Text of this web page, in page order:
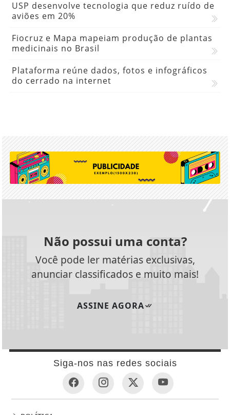
USP desenvolve tecnologia que reduz ruído de
aviões em 20%
Fiocruz e Mapa mapeiam produção de plantas
medicinais no Brasil
Plataforma reúne dados, fotos e infográficos
do cerrado na internet
Não possui uma conta?
Você pode ler matérias exclusivas,
anunciar classificados e muito mais!
ASSINE AGORA
Siga-nos nas redes sociais